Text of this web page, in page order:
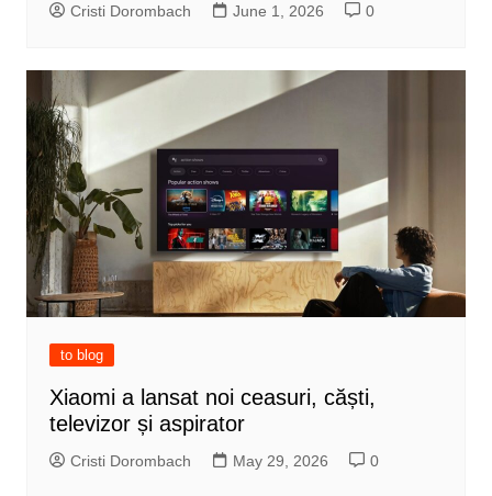
Cristi Dorombach June 1, 2026 0
to blog
Xiaomi a lansat noi ceasuri, căști,
televizor și aspirator
Cristi Dorombach May 29, 2026 0